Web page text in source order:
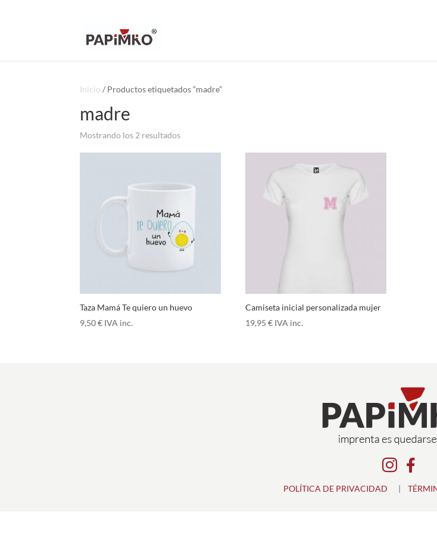
Inicio / Productos etiquetados “madre”
madre
Mostrando los 2 resultadosOrdenado
Taza Mamá Te quiero un huevo
9,50€ IVA inc.
Camiseta inicial personalizada mujer
19,95€ IVA inc.
 
POLÍTICA DE PRIVACIDAD |